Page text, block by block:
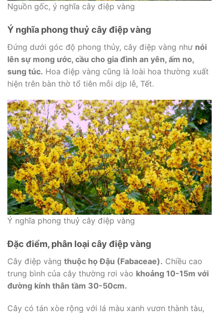
Nguồn gốc, ý nghĩa cây điệp vàng
Ý nghĩa phong thuỷ cây điệp vàng
Đứng dưới góc độ phong thủy, cây điệp vàng như nói
lên sự mong ước, cầu cho gia đình an yên, ấm no,
sung túc. Hoa điệp vàng cũng là loài hoa thường xuất
hiện trên bàn thờ tổ tiên mỗi dịp lễ, Tết.
Ý nghĩa phong thuỷ cây điệp vàng
Đặc điểm, phân loại cây điệp vàng
Cây điệp vàng thuộc họ Đậu (Fabaceae). Chiều cao
trung bình của cây thường rơi vào khoảng 10-15m với
đường kính thân tầm 30-50cm.
Cây có tán xòe rộng với lá màu xanh vươn thành tàu,